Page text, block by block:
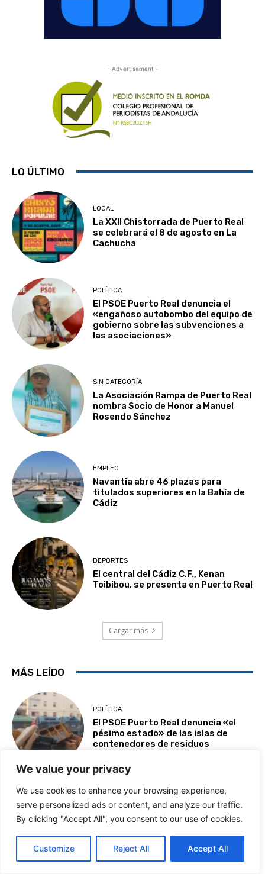
We value your privacy
We use cookies to enhance your browsing experience,
serve personalized ads or content, and analyze our traffic.
By clicking "Accept All", you consent to our use of cookies.
Customize Reject All Accept All
- Advertisement -
LO ÚLTIMO
LOCAL
La XXII Chistorrada de Puerto Real
se celebrará el 8 de agosto en La
Cachucha
POLÍTICA
El PSOE Puerto Real denuncia el
«engañoso autobombo del equipo de
gobierno sobre las subvenciones a
las asociaciones»
SIN CATEGORÍA
La Asociación Rampa de Puerto Real
nombra Socio de Honor a Manuel
Rosendo Sánchez
EMPLEO
Navantia abre 46 plazas para
titulados superiores en la Bahía de
Cádiz
DEPORTES
El central del Cádiz C.F., Kenan
Toibibou, se presenta en Puerto Real
Cargar más
MÁS LEÍDO
POLÍTICA
El PSOE Puerto Real denuncia «el
pésimo estado» de las islas de
contenedores de residuos
DEPORTES
El central del Cádiz C.F., Kenan
Toibibou, se presenta en Puerto Real